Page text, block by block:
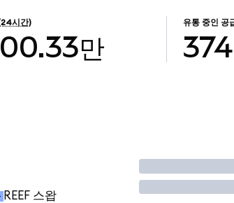
시간)
만
유통 중인 공
REEF 스왑
거래